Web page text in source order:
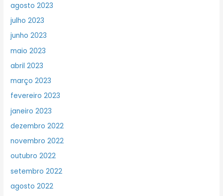
agosto 2023
julho 2023
junho 2023
maio 2023
abril 2023
março 2023
fevereiro 2023
janeiro 2023
dezembro 2022
novembro 2022
outubro 2022
setembro 2022
agosto 2022